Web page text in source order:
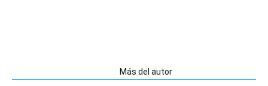
Más del autor